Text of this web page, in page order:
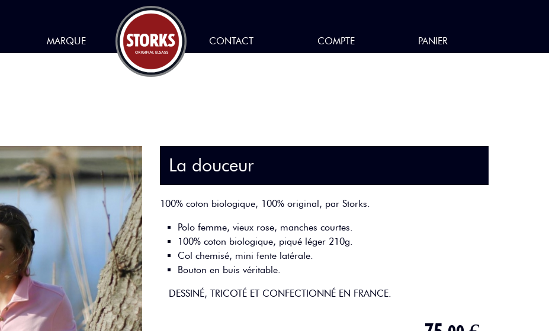
MARQUE CONTACT COMPTE PANIER
La douceur
100% coton biologique, 100% original, par Storks.
Polo femme, vieux rose, manches courtes.
100% coton biologique, piqué léger 210g.
Col chemisé, mini fente latérale.
Bouton en buis véritable.
DESSINÉ, TRICOTÉ ET CONFECTIONNÉ EN FRANCE.